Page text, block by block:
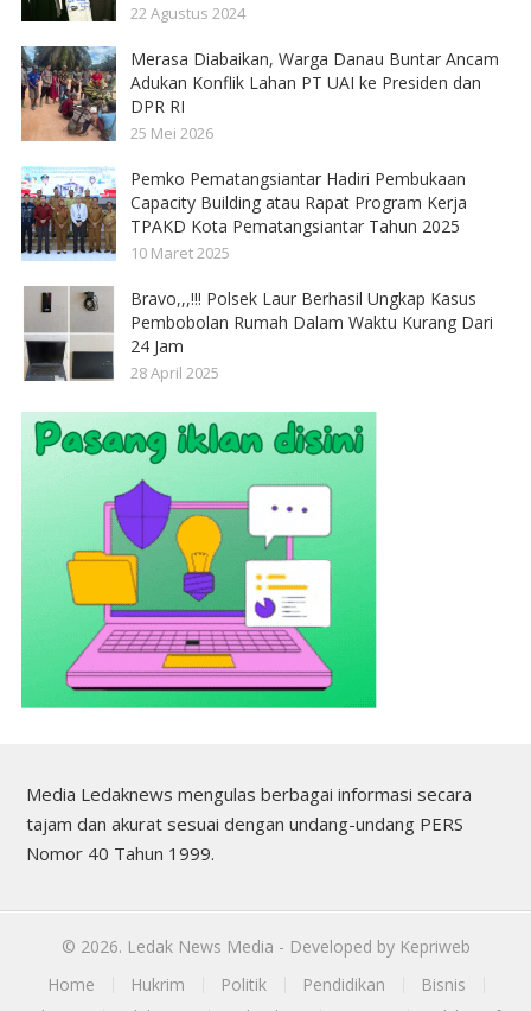
22 Agustus 2024
Merasa Diabaikan, Warga Danau Buntar Ancam
Adukan Konflik Lahan PT UAI ke Presiden dan
DPR RI
25 Mei 2026
Pemko Pematangsiantar Hadiri Pembukaan
Capacity Building atau Rapat Program Kerja
TPAKD Kota Pematangsiantar Tahun 2025
10 Maret 2025
Bravo,,,!!! Polsek Laur Berhasil Ungkap Kasus
Pembobolan Rumah Dalam Waktu Kurang Dari
24 Jam
28 April 2025
Media Ledaknews mengulas berbagai informasi secara
tajam dan akurat sesuai dengan undang-undang PERS
Nomor 40 Tahun 1999.
© 2026. Ledak News Media - Developed by Kepriweb
Home
Hukrim Politik Pendidikan
Bisnis